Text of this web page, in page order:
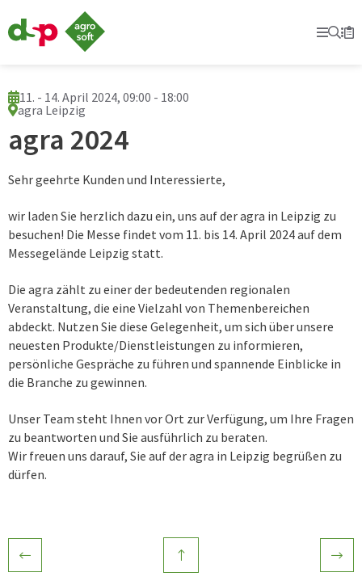
11. - 14. April 2024, 09:00 - 18:00
agra Leipzig
agra 2024
Sehr geehrte Kunden und Interessierte,
wir laden Sie herzlich dazu ein, uns auf der agra in Leipzig zu
besuchen! Die Messe findet vom 11. bis 14. April 2024 auf dem
Messegelände Leipzig statt.
Die agra zählt zu einer der bedeutenden regionalen
Veranstaltung, die eine Vielzahl von Themenbereichen
abdeckt. Nutzen Sie diese Gelegenheit, um sich über unsere
neuesten Produkte/Dienstleistungen zu informieren,
persönliche Gespräche zu führen und spannende Einblicke in
die Branche zu gewinnen.
Unser Team steht Ihnen vor Ort zur Verfügung, um Ihre Fragen
zu beantworten und Sie ausführlich zu beraten.
Wir freuen uns darauf, Sie auf der agra in Leipzig begrüßen zu
dürfen.